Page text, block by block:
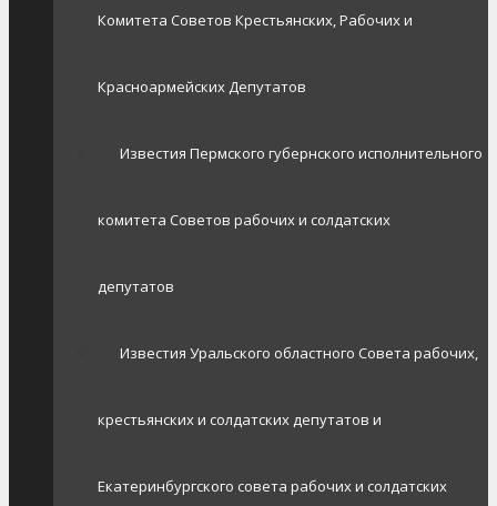
Комитета Советов Крестьянских, Рабочих и
Красноармейских Депутатов
Известия Пермского губернского исполнительного
комитета Советов рабочих и солдатских
депутатов
Известия Уральского областного Совета рабочих,
крестьянских и солдатских депутатов и
Екатеринбургского совета рабочих и солдатских